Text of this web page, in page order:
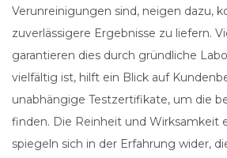
Verunreinigungen sind, neigen dazu,
zuverlässigere Ergebnisse zu liefern.
garantieren dies durch gründliche
vielfältig ist, hilft ein Blick auf
unabhängige Testzertifikate, um die
finden. Die Reinheit und Wirksamkeit
spiegeln sich in der Erfahrung wider,